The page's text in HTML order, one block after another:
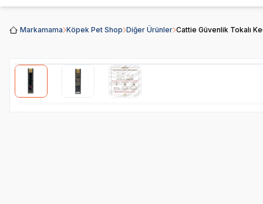
Markamama Köpek Pet Shop Diğer Ürünler Cattie Güvenlik Tokalı